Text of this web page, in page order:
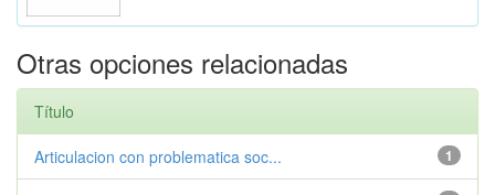
Otras opciones relacionadas
Título
1
Articulacion con problematica soc...